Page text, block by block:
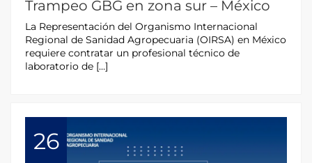
Trampeo GBG en zona sur – México
La Representación del Organismo Internacional
Regional de Sanidad Agropecuaria (OIRSA) en México
requiere contratar un profesional técnico de
laboratorio de […]
26